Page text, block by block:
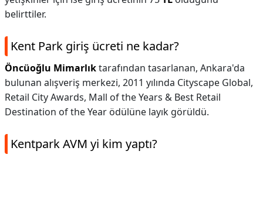
belirttiler.
Kent Park giriş ücreti ne kadar?
Öncüoğlu Mimarlıktarafından tasarlanan, Ankara'da
bulunan alışveriş merkezi, 2011 yılında Cityscape Global,
Retail City Awards, Mall of the Years & Best Retail
Destination of the Year ödülüne layık görüldü.
Kentpark AVM yi kim yaptı?